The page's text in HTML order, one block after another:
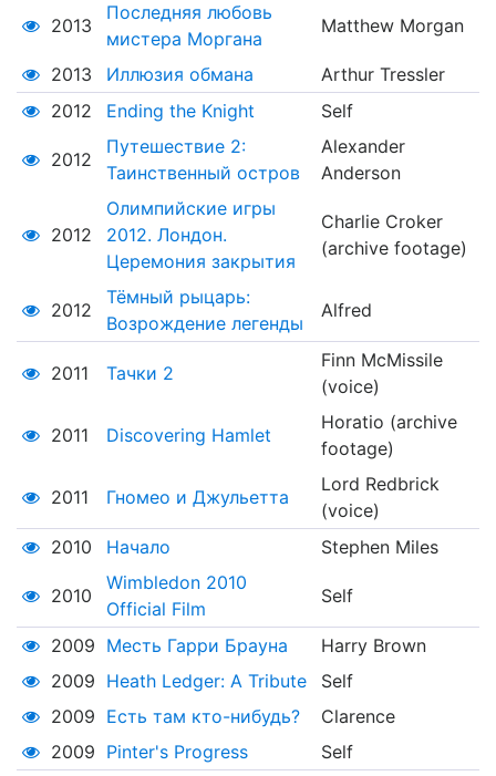
2013
Последняя любовь
мистера Моргана
Matthew Morgan
2013 Иллюзия обмана
Arthur Tressler
2012
Ending the Knight Self
2012
Путешествие 2:
Таинственный остров
Alexander
Anderson
2012
Олимпийские игры
2012. Лондон.
Церемония закрытия
Charlie Croker
(archive footage)
2012
Тёмный рыцарь:
Возрождение легенды
Alfred
2011 Тачки 2
Finn McMissile
(voice)
2011 Discovering Hamlet
Horatio (archive
footage)
2011 Гномео и Джульетта
Lord Redbrick
(voice)
2010
Начало Stephen Miles
2010
Wimbledon 2010
Official Film
Self
2009 Месть Гарри Брауна
Harry Brown
2009 Heath Ledger: A Tribute
Self
2009 Есть там кто-нибудь?
Clarence
2009 Pinter's Progress Self